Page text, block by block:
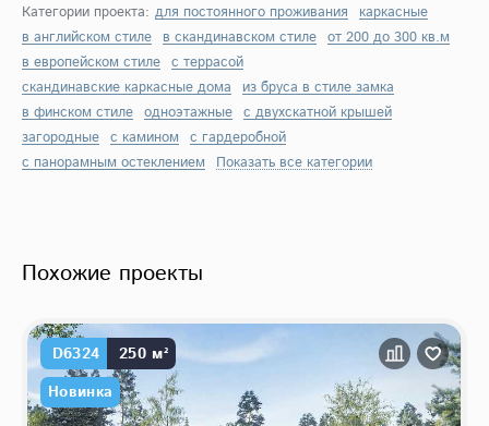
Категории проекта: для постоянного проживания
каркасные
в английском стиле в скандинавском стиле от 200 до 300 кв.м
в европейском стиле с террасой
скандинавские каркасные дома
из бруса в стиле замка
в финском стиле одноэтажные с двухскатной крышей
загородные с камином с гардеробной
с панорамным остеклением
Показать все категории
Похожие проекты
D6324
250 м²
Новинка